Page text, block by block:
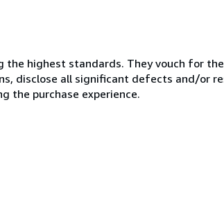
highest standards. They vouch for
disclose all significant defects and/or
the purchase experience.